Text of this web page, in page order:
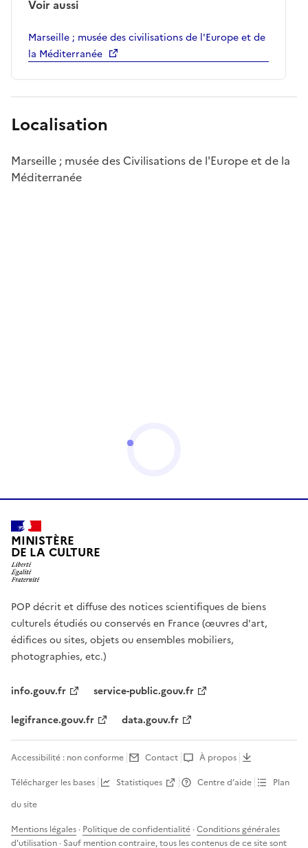
Voir aussi
Marseille ; musée des civilisations de l'Europe et de
la Méditerranée
Localisation
Marseille ; musée des Civilisations de l'Europe et de la
Méditerranée
MINISTÈRE
DE LA CULTURE
POP décrit et diffuse des notices scientifiques de biens
culturels étudiés ou conservés en France (œuvres d'art,
édifices ou sites, objets ou ensembles mobiliers,
photographies, etc.)
info.gouv.fr
service-public.gouv.fr
legifrance.gouv.fr
data.gouv.fr
Accessibilité : non conforme Contact
À propos
Télécharger les bases
Statistiques Centre d’aide
Plan
du site
Mentions légales · Politique de confidentialité ·Conditions générales
d'utilisation · Sauf mention contraire, tous les contenus de ce site sont